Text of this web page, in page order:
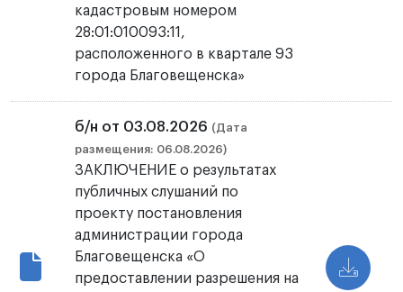
кадастровым номером
28:01:010093:11,
расположенного в квартале 93
города Благовещенска»
б/н от 03.08.2026 (Дата
размещения: 06.08.2026)
ЗАКЛЮЧЕНИЕ о результатах
публичных слушаний по
проекту постановления
администрации города
Благовещенска «О
предоставлении разрешения на